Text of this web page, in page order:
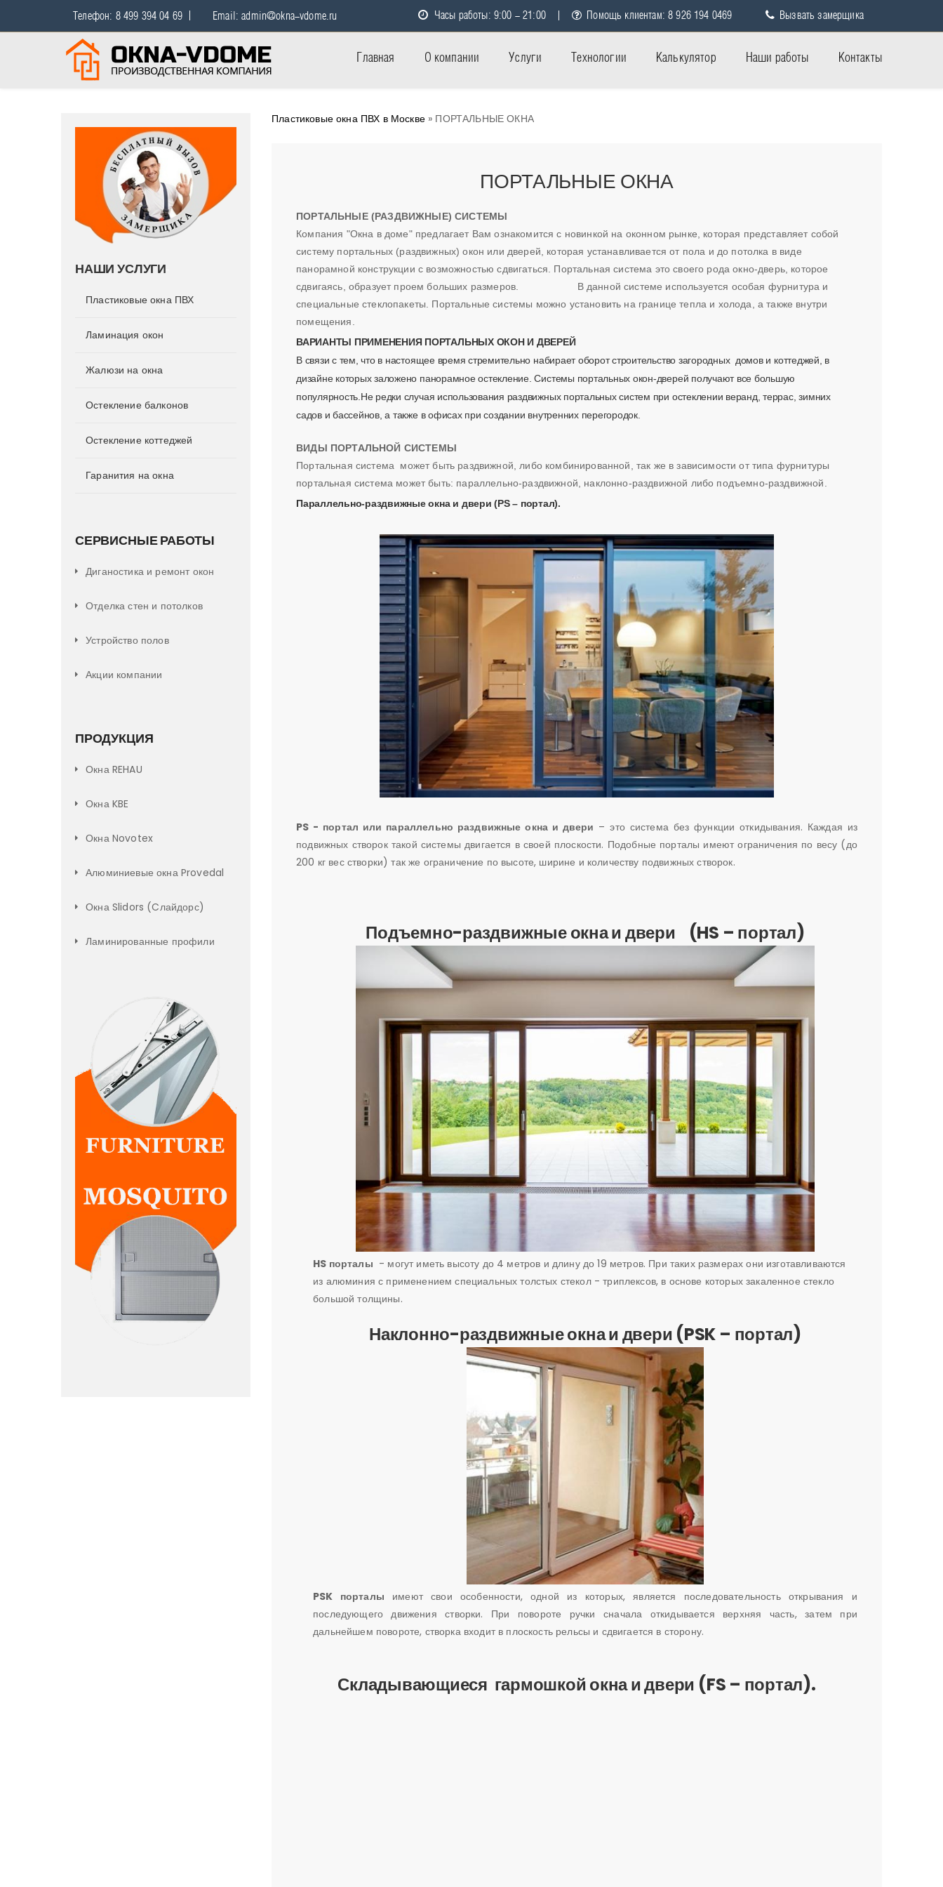
Телефон: 8 499 394 04 69 Email: admin@okna-vdome.ru Часы работы: 9:00 - 21:00 Помощь клиентам: 8 926 194 0469 Вызвать замерщика
Главная О компании Услуги Технологии Калькулятор Наши работы Контакты
НАШИ УСЛУГИ
Пластиковые окна ПВХ
Ламинация окон
Жалюзи на окна
Остекление балконов
Остекление коттеджей
Гаранития на окна
СЕРВИСНЫЕ РАБОТЫ
Диганостика и ремонт окон
Отделка стен и потолков
Устройство полов
Акции компании
ПРОДУКЦИЯ
Окна REHAU
Окна KBE
Окна Novotex
Алюминиевые окна Provedal
Окна Slidors (Cлайдорс)
Ламинированные профили
Пластиковые окна ПВХ в Москве» ПОРТАЛЬНЫЕ ОКНА
ПОРТАЛЬНЫЕ ОКНА
ПОРТАЛЬНЫЕ (РАЗДВИЖНЫЕ) СИСТЕМЫ
Компания "Окна в доме" предлагает Вам ознакомится с новинкой на оконном рынке, которая представляет собой
систему портальных (раздвижных) окон или дверей, которая устанавливается от пола и до потолка в виде
панорамной конструкции с возможностью сдвигаться. Портальная система это своего рода окно-дверь, которое
сдвигаясь, образует проем больших размеров. В данной системе используется особая фурнитура и
специальные стеклопакеты. Портальные системы можно установить на границе тепла и холода, а также внутри
помещения.
ВАРИАНТЫ ПРИМЕНЕНИЯ ПОРТАЛЬНЫХ ОКОН И ДВЕРЕЙ
В связи с тем, что в настоящее время стремительно набирает оборот строительство загородных домов и коттеджей, в
дизайне которых заложено панорамное остекление. Системы портальных окон-дверей получают все большую
популярность.Не редки случая использования раздвижных портальных систем при остеклении веранд, террас, зимних
садов и бассейнов, а также в офисах при создании внутренних перегородок.
ВИДЫ ПОРТАЛЬНОЙ СИСТЕМЫ
Портальная система может быть раздвижной, либо комбинированной, так же в зависимости от типа фурнитуры
портальная система может быть: параллельно-раздвижной, наклонно-раздвижной либо подъемно-раздвижной.
Параллельно-раздвижные окна и двери (PS – портал).
PS - портал или параллельно раздвижные окна и двери – это система без функции откидывания. Каждая из
подвижных створок такой системы двигается в своей плоскости. Подобные порталы имеют ограничения по весу (до
200 кг вес створки) так же ограничение по высоте, ширине и количеству подвижных створок.
Подъемно-раздвижные окна и двери (HS – портал)
HS порталы - могут иметь высоту до 4 метров и длину до 19 метров. При таких размерах они изготавливаются
из алюминия с применением специальных толстых стекол - триплексов, в основе которых закаленное стекло
большой толщины.
Наклонно-раздвижные окна и двери (PSK – портал)
PSK порталы имеют свои особенности, одной из которых, является последовательность открывания и
последующего движения створки. При повороте ручки сначала откидывается верхняя часть, затем при
дальнейшем повороте, створка входит в плоскость рельсы и сдвигается в сторону.
Складывающиеся гармошкой окна и двери (FS – портал).